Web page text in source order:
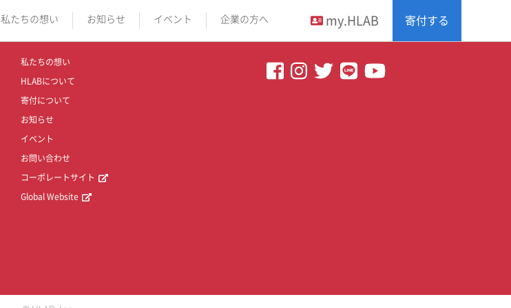
私たちの想い お知らせ イベント 企業の方へ my.HLAB 寄付する
私たちの想い
HLABについて
寄付について
お知らせ
イベント
お問い合わせ
コーポレートサイト
Global Website